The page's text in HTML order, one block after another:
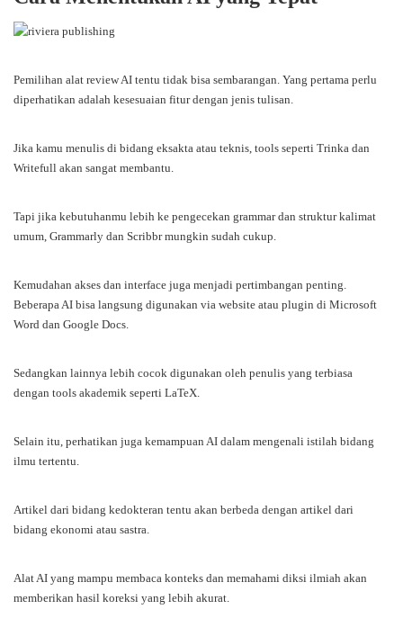
Pemilihan alat review AI tentu tidak bisa sembarangan. Yang pertama perlu
diperhatikan adalah kesesuaian fitur dengan jenis tulisan.
Jika kamu menulis di bidang eksakta atau teknis, tools seperti Trinka dan
Writefull akan sangat membantu.
Tapi jika kebutuhanmu lebih ke pengecekan grammar dan struktur kalimat
umum, Grammarly dan Scribbr mungkin sudah cukup.
Kemudahan akses dan interface juga menjadi pertimbangan penting.
Beberapa AI bisa langsung digunakan via website atau plugin di Microsoft
Word dan Google Docs.
Sedangkan lainnya lebih cocok digunakan oleh penulis yang terbiasa
dengan tools akademik seperti LaTeX.
Selain itu, perhatikan juga kemampuan AI dalam mengenali istilah bidang
ilmu tertentu.
Artikel dari bidang kedokteran tentu akan berbeda dengan artikel dari
bidang ekonomi atau sastra.
Alat AI yang mampu membaca konteks dan memahami diksi ilmiah akan
memberikan hasil koreksi yang lebih akurat.